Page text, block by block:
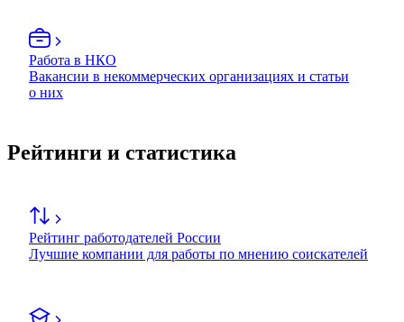
Работа в НКО
Вакансии в некоммерческих организациях и статьи
о них
Рейтинги и статистика
Рейтинг работодателей России
Лучшие компании для работы по мнению соискателей